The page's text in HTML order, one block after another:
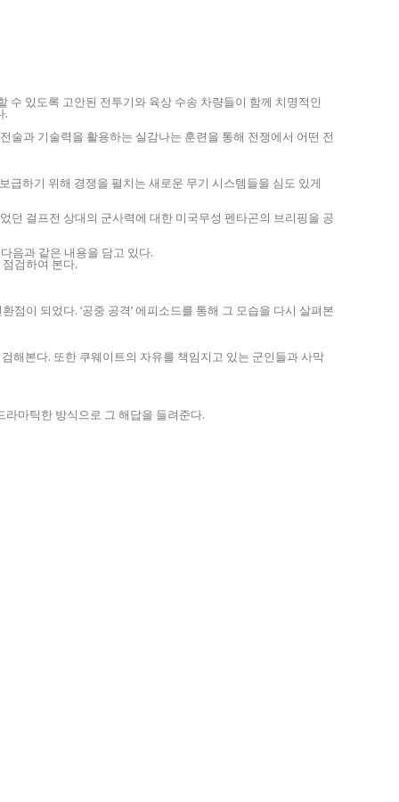
있도록 고안된 전투기와 육상 수송 차량들이 함께 치명적인
.
술과 기술력을 활용하는 실감나는 훈련을 통해 전쟁에서 어떤 전
하기 위해 경쟁을 펼치는 새로운 무기 시스템들을 심도 있게
던 걸프전 상대의 군사력에 대한 미국무성 펜타곤의 브리핑을 공
음과 같은 내용을 담고 있다.
검하여 본다.
이 되었다. ‘공중 공격’ 에피소드를 통해 그 모습을 다시 살펴본
해본다. 또한 쿠웨이트의 자유를 책임지고 있는 군인들과 사막
라마틱한 방식으로 그 해답을 들려준다.